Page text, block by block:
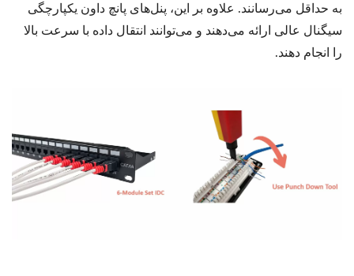
به حداقل می‌رسانند. علاوه بر این، پنل‌های پانچ داون یکپارچگی
سیگنال عالی ارائه می‌دهند و می‌توانند انتقال داده با سرعت بالا
را انجام دهند.